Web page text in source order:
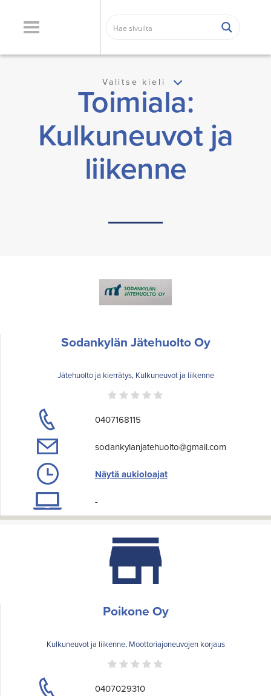
Valitse kieli
Toimiala:
Kulkuneuvot ja
liikenne
Sodankylän Jätehuolto Oy
Jätehuolto ja kierrätys, Kulkuneuvot ja liikenne
0407168115
sodankylanjatehuolto@gmail.com
Näytä aukioloajat
-
Poikone Oy
Kulkuneuvot ja liikenne, Moottoriajoneuvojen korjaus
0407029310